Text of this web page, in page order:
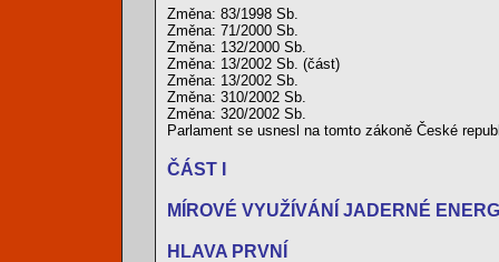
Změna: 83/1998 Sb.
Změna: 71/2000 Sb.
Změna: 132/2000 Sb.
Změna: 13/2002 Sb. (část)
Změna: 13/2002 Sb.
Změna: 310/2002 Sb.
Změna: 320/2002 Sb.
Parlament se usnesl na tomto zákoně České
ČÁST I
MÍROVÉ VYUŽÍVÁNÍ JADERNÉ
HLAVA PRVNÍ